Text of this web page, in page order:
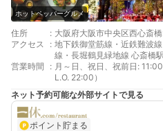
ホットペッパーグルメ
住所 : 大阪府大阪市中央区西心斎
アクセス
: 地下鉄御堂筋線・近鉄難波
営業時間
: 月～日、祝日、祝前日:
L.O. 22:00）
ネット予約可能な外部サイトで見る
ポイント貯まる